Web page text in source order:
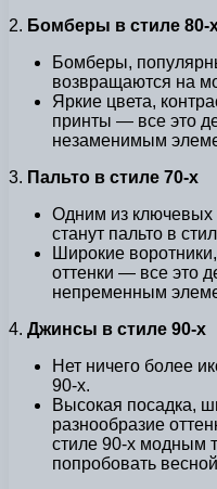
2. Бомберы в стиле 80-
Бомберы,
возвращаются на
Яркие цвета,
принты — все это
незаменимым
3. Пальто в стиле 70-х
Одним из ключевых
станут пальто в
Широкие
оттенки — все это
непременным
4. Джинсы в стиле 90-х
Нет ничего более
90-х.
Высокая посадка,
разнообразие
стиле 90-х модным
попробовать